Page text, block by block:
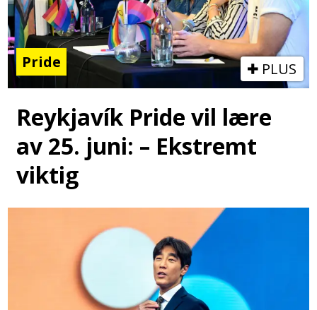
Pride PLUS
Reykjavík Pride vil lære
av 25. juni: – Ekstremt
viktig